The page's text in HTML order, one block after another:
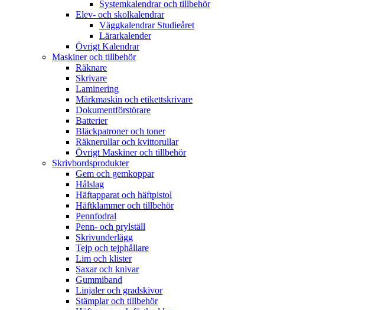
Systemkalendrar och tillbehör
Elev- och skolkalendrar
Väggkalendrar Studieåret
Lärarkalender
Övrigt Kalendrar
Maskiner och tillbehör
Räknare
Skrivare
Laminering
Märkmaskin och etikettskrivare
Dokumentförstörare
Batterier
Bläckpatroner och toner
Räknerullar och kvittorullar
Övrigt Maskiner och tillbehör
Skrivbordsprodukter
Gem och gemkoppar
Hålslag
Häftapparat och häftpistol
Häftklammer och tillbehör
Pennfodral
Penn- och prylställ
Skrivunderlägg
Tejp och tejphållare
Lim och klister
Saxar och knivar
Gummiband
Linjaler och gradskivor
Stämplar och tillbehör